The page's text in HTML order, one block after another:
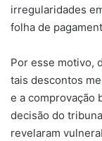
irregularidades
folha de
Por esse motivo,
tais descontos
e a comprovação
decisão do
revelaram